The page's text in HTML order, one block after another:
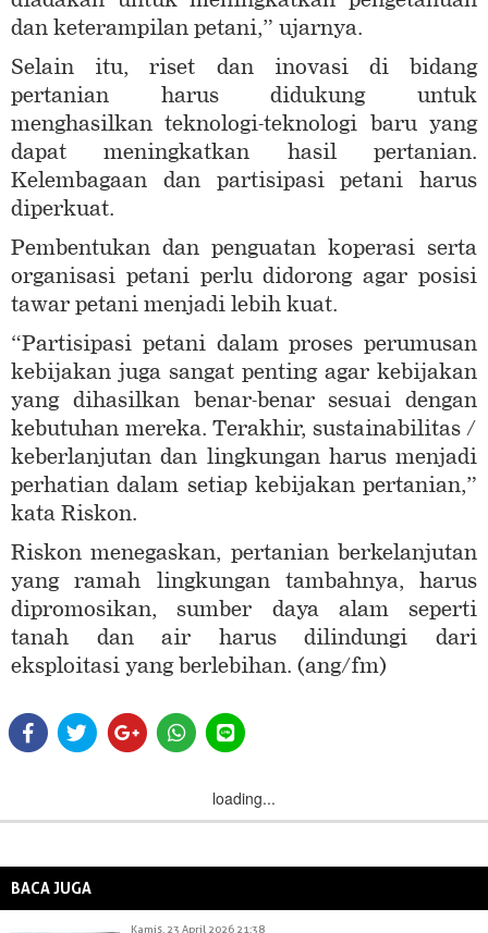
dan keterampilan petani,” ujarnya.
Selain itu, riset dan inovasi di bidang
pertanian harus didukung untuk
menghasilkan teknologi-teknologi baru yang
dapat meningkatkan hasil pertanian.
Kelembagaan dan partisipasi petani harus
diperkuat.
Pembentukan dan penguatan koperasi serta
organisasi petani perlu didorong agar posisi
tawar petani menjadi lebih kuat.
“Partisipasi petani dalam proses perumusan
kebijakan juga sangat penting agar kebijakan
yang dihasilkan benar-benar sesuai dengan
kebutuhan mereka. Terakhir, sustainabilitas /
keberlanjutan dan lingkungan harus menjadi
perhatian dalam setiap kebijakan pertanian,”
kata Riskon.
Riskon menegaskan, pertanian berkelanjutan
yang ramah lingkungan tambahnya, harus
dipromosikan, sumber daya alam seperti
tanah dan air harus dilindungi dari
eksploitasi yang berlebihan. (ang/fm)
loading...
BACA JUGA
Kamis, 23 April 2026 21:38